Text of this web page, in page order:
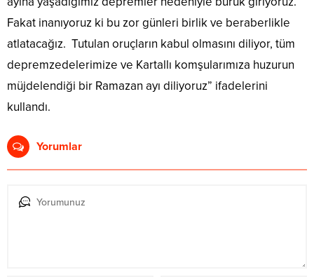
Fakat inanıyoruz ki bu zor günleri birlik ve beraberlikle
atlatacağız. Tutulan oruçların kabul olmasını diliyor, tüm
depremzedelerimize ve Kartallı komşularımıza huzurun
müjdelendiği bir Ramazan ayı diliyoruz” ifadelerini
kullandı.
Yorumlar